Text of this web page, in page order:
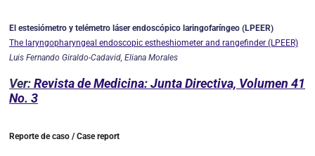
El estesiómetro y telémetro láser endoscópico laringofaríngeo (LPEER)
The laryngopharyngeal endoscopic estheshiometer and rangefinder (LPEER)
Luis Fernando Giraldo-Cadavid, Eliana Morales
Ver:Revista de Medicina: Junta Directiva, Volumen 41
No. 3
Reporte de caso / Case report